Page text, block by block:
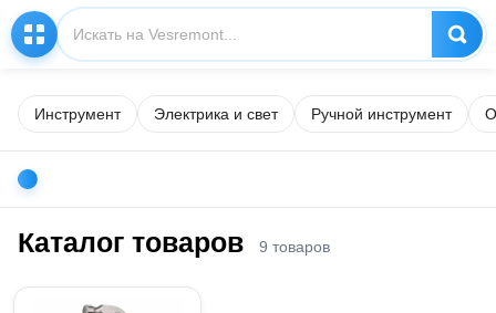
Инструмент Электрика и свет Ручной инструмент
Каталог товаров 9 товаров